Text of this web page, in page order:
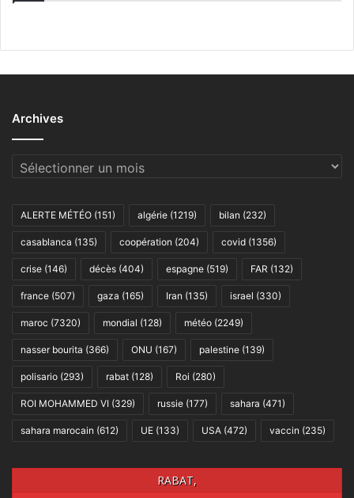
Archives
Archives
ALERTE MÉTÉO (151) algérie (1219) bilan (232)
casablanca (135) coopération (204) covid (1356)
crise (146) décès (404) espagne (519) FAR (132)
france (507) gaza (165) Iran (135) israel (330)
maroc (7320) mondial (128) météo (2249)
nasser bourita (366) ONU (167) palestine (139)
polisario (293) rabat (128) Roi (280)
ROI MOHAMMED VI (329) russie (177) sahara (471)
sahara marocain (612) UE (133) USA (472) vaccin (235)
RABAT,